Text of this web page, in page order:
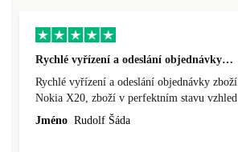
Rychlé vyřízení a odeslání objednávky…
Rychlé vyřízení a odeslání objednávky zboží
Nokia X20, zboží v perfektním stavu vzhled
nového výrobku, cena výborná, funguje v
Jméno Rudolf Šáda